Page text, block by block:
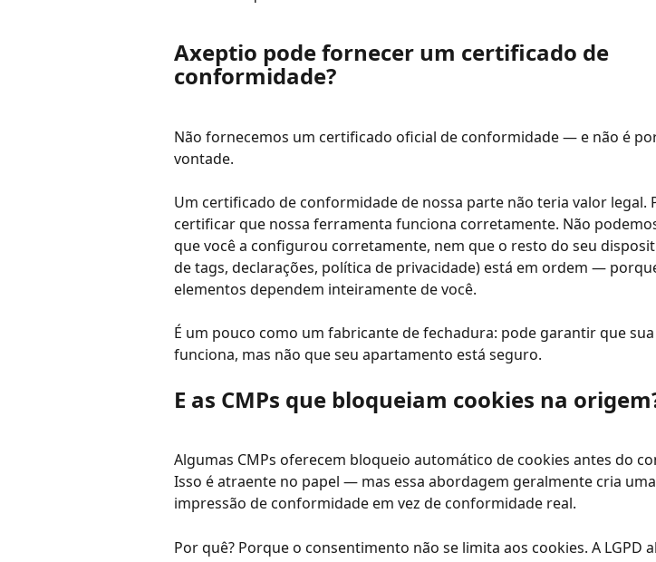
Axeptio pode fornecer um certificado de
conformidade?
Não fornecemos um certificado oficial de conformidade — e não é
vontade.
Um certificado de conformidade de nossa parte não teria valor legal.
certificar que nossa ferramenta funciona corretamente. Não
que você a configurou corretamente, nem que o resto do seu
de tags, declarações, política de privacidade) está em ordem —
elementos dependem inteiramente de você.
É um pouco como um fabricante de fechadura: pode garantir que
funciona, mas não que seu apartamento está seguro.
E as CMPs que bloqueiam cookies na
Algumas CMPs oferecem bloqueio automático de cookies antes do
Isso é atraente no papel — mas essa abordagem geralmente cria
impressão de conformidade em vez de conformidade real.
Por quê? Porque o consentimento não se limita aos cookies. A LGPD